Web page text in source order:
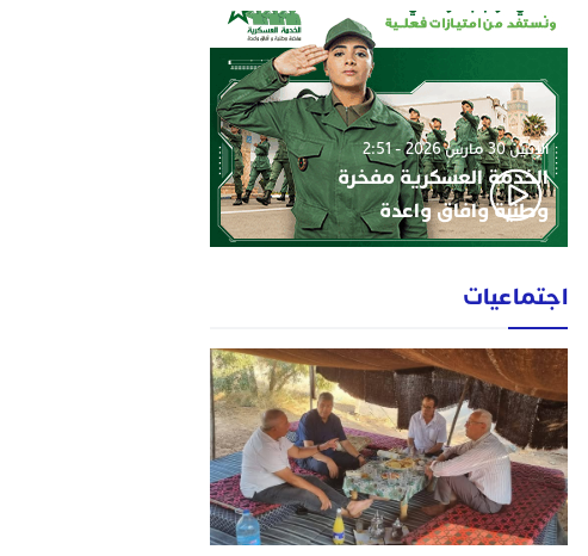
الإثنين 30 مارس 2026 - 2:51
الخدمة العسكرية مفخرة
وطنية وافاق واعدة
اجتماعيات